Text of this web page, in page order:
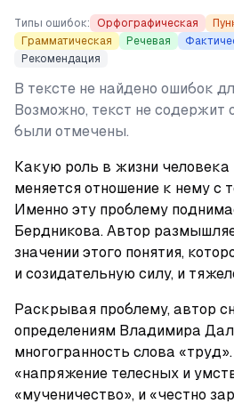
Типы ошибок: Орфографическая
Грамматическая
Речевая
Рекомендация
В тексте не найдено ошибок
Возможно, текст не содержит
были отмечены.
Какую роль в жизни человека
меняется отношение к нему с
Именно эту проблему
Бердникова. Автор
значении этого понятия,
и созидательную силу, и
Раскрывая проблему, автор
определениям Владимира
многогранность слова
«напряжение телесных и
«мученичество», и «честно